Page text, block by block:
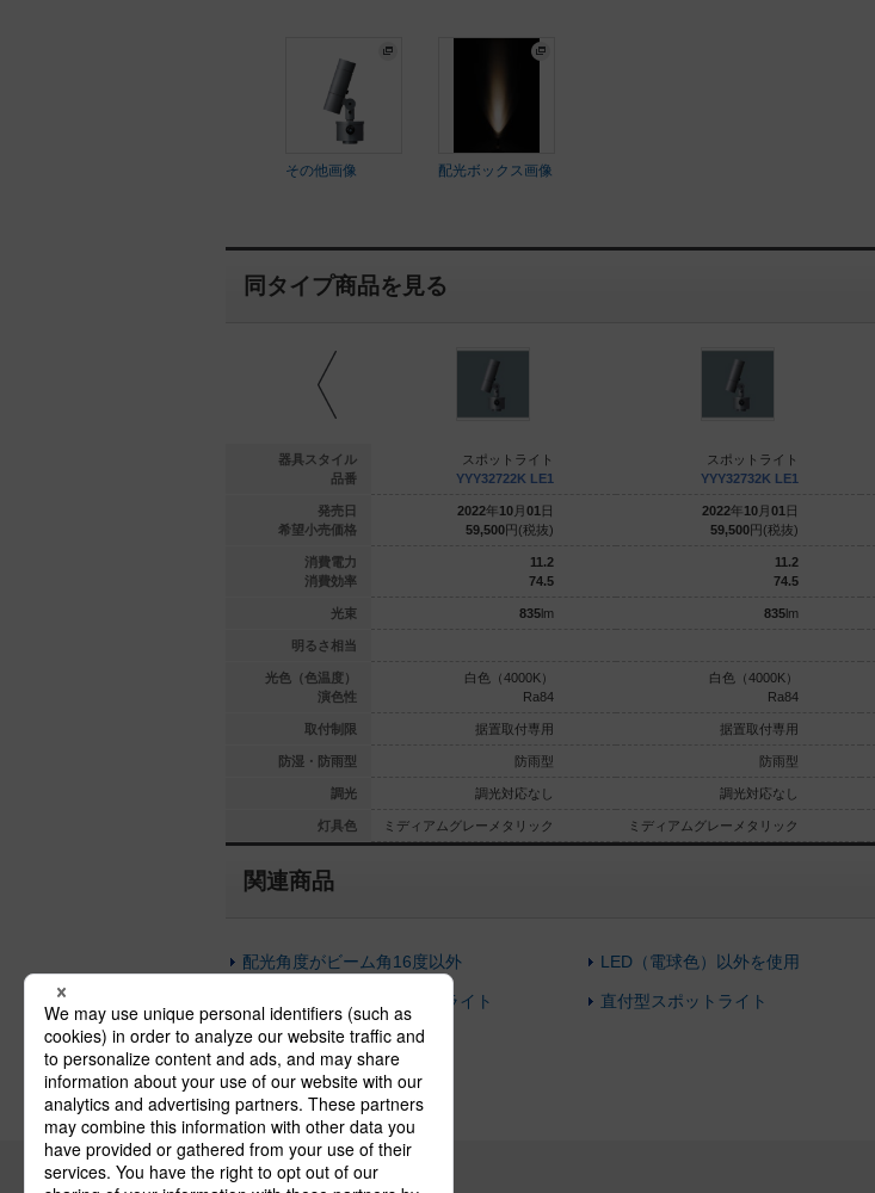
その他画像 配光ボックス画像
同タイプ商品を見る
器具スタイル
品番
発売日
希望小売価格
消費電力
消費効率
光束
明るさ相当
光色（色温度）
演色性
取付制限
防湿・防雨型
調光
灯具色
スポットライト
円(税抜)
17.1
38.8
電球色（3000K）
据置取付専用
防雨型
スポットライト
YYY32722K LE1
2022年10月 01 日
59,500円(税抜)
11.2
74.5
835lm
白色（4000K）
Ra84
据置取付専用
防雨型
調光対応なし
ミディアムグレーメタリック
スポットライト
YYY32732K LE1
2022年10月 01 日
59,500円(税抜)
11.2
74.5
835lm
白色（4000K）
Ra84
据置取付専用
防雨型
調光対応なし
ミディアムグレーメタリック
関連商品
配光角度がビーム角16度以外 LED（電球色）以外を使用
本体の仕上が違うスポットライト 直付型スポットライト